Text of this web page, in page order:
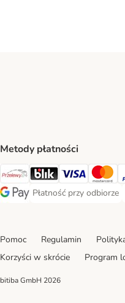
Metody płatności
Przelewy24 Payment Method
Blik Payment Method
VISA Payment
Google Pay Payment Method
Płatność przy odbiorze
Płatność przy odbiorze
Pomoc Regulamin
Korzyści w skrócie
Program
bitiba GmbH 2026